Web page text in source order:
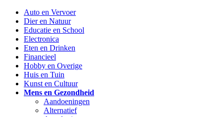
Auto en Vervoer
Dier en Natuur
Educatie en School
Electronica
Eten en Drinken
Financieel
Hobby en Overige
Huis en Tuin
Kunst en Cultuur
Mens en Gezondheid
Aandoeningen
Alternatief